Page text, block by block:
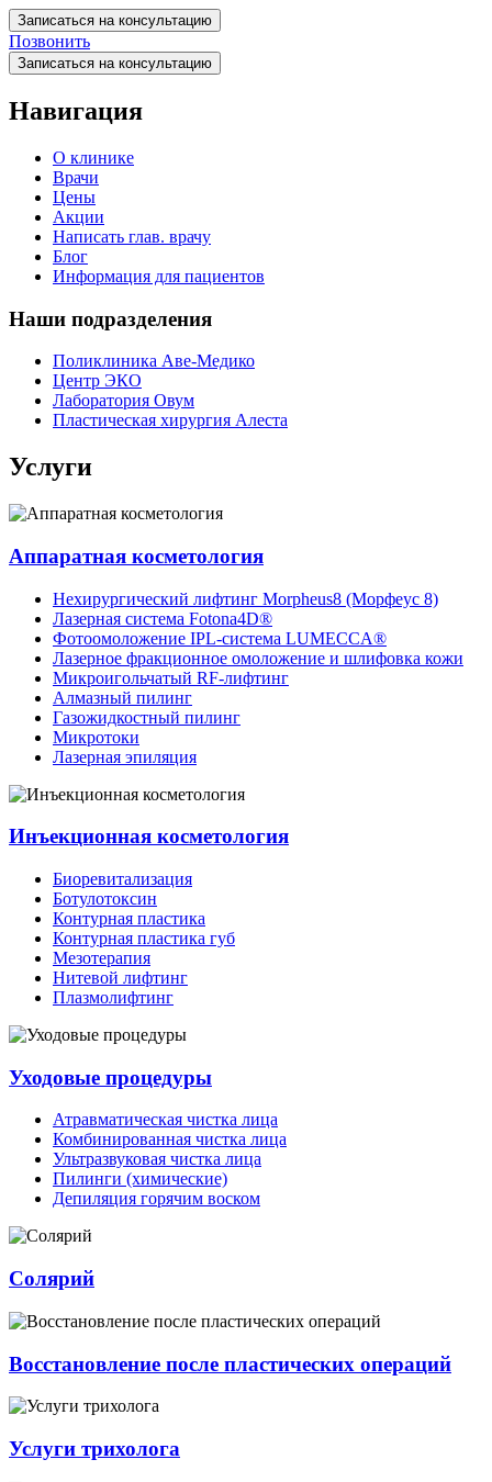
Записаться на консультацию
Позвонить
Записаться на консультацию
Навигация
О клинике
Врачи
Цены
Акции
Написать глав. врачу
Блог
Информация для пациентов
Наши подразделения
Поликлиника Аве-Медико
Центр ЭКО
Лаборатория Овум
Пластическая хирургия Алеста
Услуги
Аппаратная косметология
Нехирургический лифтинг Morpheus8 (Морфеус 8)
Лазерная система Fotona4D®
Фотоомоложение IPL-система LUMECCA®
Лазерное фракционное омоложение и шлифовка кожи
Микроигольчатый RF-лифтинг
Алмазный пилинг
Газожидкостный пилинг
Микротоки
Лазерная эпиляция
Инъекционная косметология
Биоревитализация
Ботулотоксин
Контурная пластика
Контурная пластика губ
Мезотерапия
Нитевой лифтинг
Плазмолифтинг
Уходовые процедуры
Атравматическая чистка лица
Комбинированная чистка лица
Ультразвуковая чистка лица
Пилинги (химические)
Депиляция горячим воском
Солярий
Восстановление после пластических операций
Услуги трихолога